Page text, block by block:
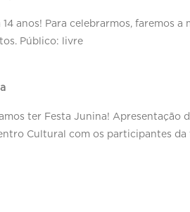
anos! Para celebrarmos, faremos a
Público: livre
ter Festa Junina! Apresentação
Cultural com os participantes da